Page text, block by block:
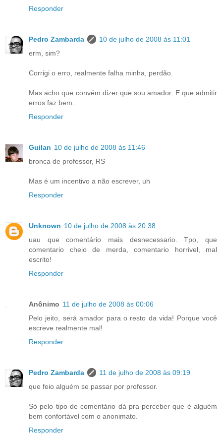
Responder
Pedro Zambarda
10 de julho de 2008 às 11:01
erm, sim?
Corrigi o erro, realmente falha minha, perdão.
Mas acho que convém dizer que sou amador. E que admitir
erros faz bem.
Responder
Guilan 10 de julho de 2008 às 11:46
bronca de professor, RS
Mas é um incentivo a não escrever, uh
Responder
Unknown 10 de julho de 2008 às 20:38
uau que comentário mais desnecessario. Tpo, que
comentario cheio de merda, comentario horrivel, mal
escrito!
Responder
Anônimo 11 de julho de 2008 às 00:06
Pelo jeito, será amador para o resto da vida! Porque você
escreve realmente mal!
Responder
Pedro Zambarda
11 de julho de 2008 às 09:19
que feio alguém se passar por professor.
Só pelo tipo de comentário dá pra perceber que é alguém
bem confortável com o anonimato.
Responder